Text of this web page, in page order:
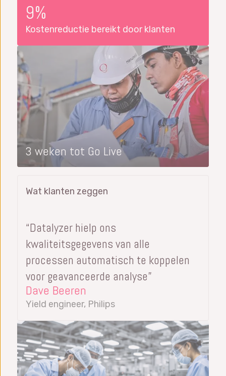
9%
Kostenreductie bereikt door klanten
3 weken tot Go Live
Wat klanten zeggen
“Datalyzer hielp ons
kwaliteitsgegevens van alle
processen automatisch te koppelen
voor geavanceerde analyse”
Dave Beeren
Yield engineer, Philips